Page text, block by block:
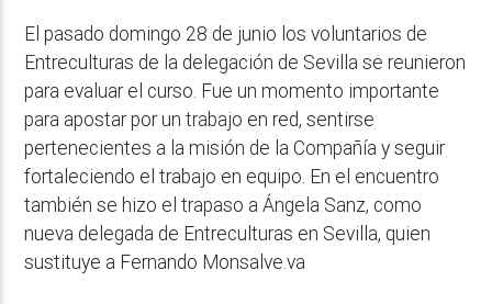
El pasado domingo 28 de junio los voluntarios de
Entreculturas de la delegación de Sevilla se reunieron
para evaluar el curso. Fue un momento importante
para apostar por un trabajo en red, sentirse
pertenecientes a la misión de la Compañía y seguir
fortaleciendo el trabajo en equipo. En el encuentro
también se hizo el trapaso a Ángela Sanz, como
nueva delegada de Entreculturas en Sevilla, quien
sustituye a Fernando Monsalve.va